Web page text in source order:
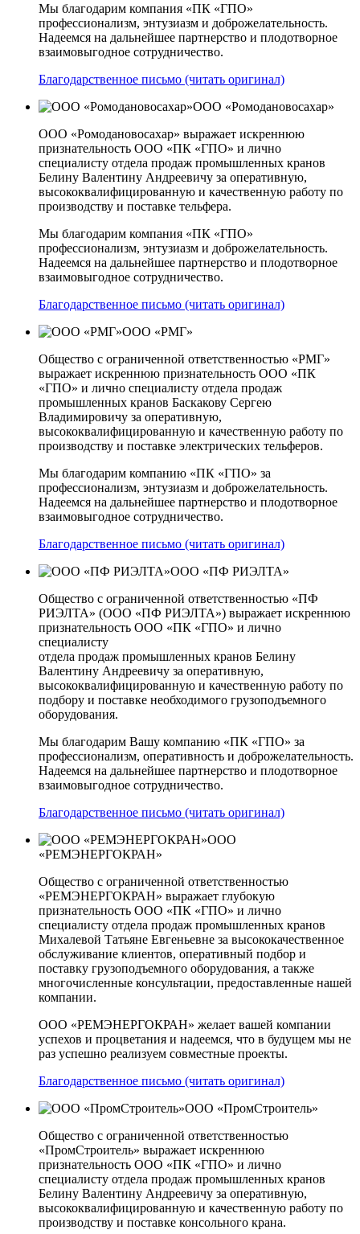
Мы благодарим компания «ПК «ГПО»
профессионализм, энтузиазм и доброжелательность.
Надеемся на дальнейшее партнерство и плодотворное
взаимовыгодное сотрудничество.
Благодарственное письмо (читать оригинал)
ООО «Ромодановосахар»
ООО «Ромодановосахар» выражает искреннюю
признательность ООО «ПК «ГПО» и лично
специалисту отдела продаж промышленных кранов
Белину Валентину Андреевичу за оперативную,
высококвалифицированную и качественную работу по
производству и поставке тельфера.
Мы благодарим компания «ПК «ГПО»
профессионализм, энтузиазм и доброжелательность.
Надеемся на дальнейшее партнерство и плодотворное
взаимовыгодное сотрудничество.
Благодарственное письмо (читать оригинал)
ООО «РМГ»
Общество с ограниченной ответственностью «РМГ»
выражает искреннюю признательность ООО «ПК
«ГПО» и лично специалисту отдела продаж
промышленных кранов Баскакову Сергею
Владимировичу за оперативную,
высококвалифицированную и качественную работу по
производству и поставке электрических тельферов.
Мы благодарим компанию «ПК «ГПО» за
профессионализм, энтузиазм и доброжелательность.
Надеемся на дальнейшее партнерство и плодотворное
взаимовыгодное сотрудничество.
Благодарственное письмо (читать оригинал)
ООО «ПФ РИЭЛТА»
Общество с ограниченной ответственностью «ПФ
РИЭЛТА» (ООО «ПФ РИЭЛТА») выражает искреннюю
признательность ООО «ПК «ГПО» и лично
специалисту
отдела продаж промышленных кранов Белину
Валентину Андреевичу за оперативную,
высококвалифицированную и качественную работу по
подбору и поставке необходимого грузоподъемного
оборудования.
Мы благодарим Вашу компанию «ПК «ГПО» за
профессионализм, оперативность и доброжелательность.
Надеемся на дальнейшее партнерство и плодотворное
взаимовыгодное сотрудничество.
Благодарственное письмо (читать оригинал)
ООО
«РЕМЭНЕРГОКРАН»
Общество с ограниченной ответственностью
«РЕМЭНЕРГОКРАН» выражает глубокую
признательность ООО «ПК «ГПО» и лично
специалисту отдела продаж промышленных кранов
Михалевой Татьяне Евгеньевне за высококачественное
обслуживание клиентов, оперативный подбор и
поставку грузоподъемного оборудования, а также
многочисленные консультации, предоставленные нашей
компании.
ООО «РЕМЭНЕРГОКРАН» желает вашей компании
успехов и процветания и надеемся, что в будущем мы не
раз успешно реализуем совместные проекты.
Благодарственное письмо (читать оригинал)
ООО «ПромСтроитель»
Общество с ограниченной ответственностью
«ПромСтроитель» выражает искреннюю
признательность ООО «ПК «ГПО» и лично
специалисту отдела продаж промышленных кранов
Белину Валентину Андреевичу за оперативную,
высококвалифицированную и качественную работу по
производству и поставке консольного крана.